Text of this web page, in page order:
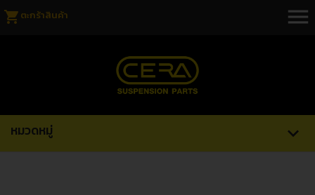
shopping_cart ตะกร้าสินค้า menu
หมวดหมู่ expand_more